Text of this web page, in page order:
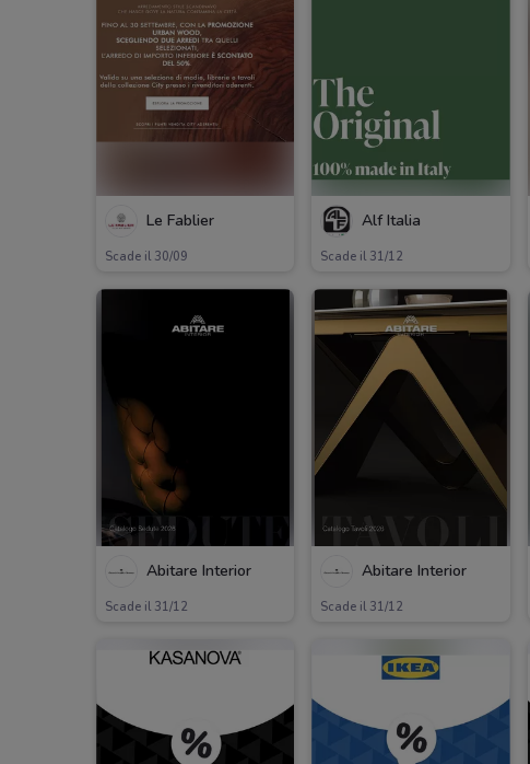
Le Fablier
Scade il 30/09
Alf Italia
Scade il 31/12
Abitare Interior
Scade il 31/12
Abitare Interior
Scade il 31/12